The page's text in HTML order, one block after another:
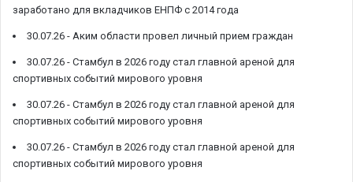
заработано для вкладчиков ЕНПФ с 2014 года
30.07.26 - Аким области провел личный прием граждан
30.07.26 - Стамбул в 2026 году стал главной ареной для
спортивных событий мирового уровня
30.07.26 - Стамбул в 2026 году стал главной ареной для
спортивных событий мирового уровня
30.07.26 - Стамбул в 2026 году стал главной ареной для
спортивных событий мирового уровня